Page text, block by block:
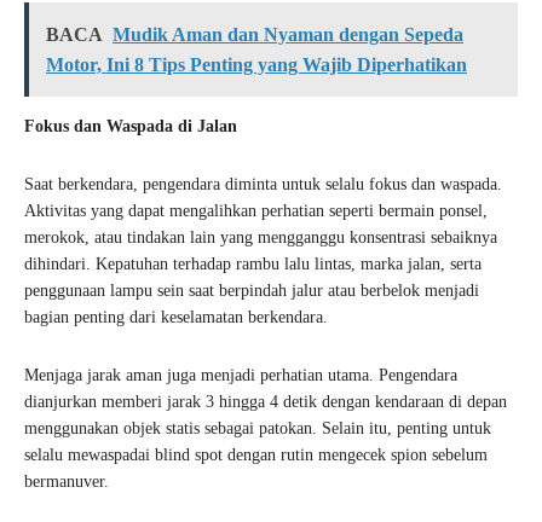
BACA Mudik Aman dan Nyaman dengan Sepeda
Motor, Ini 8 Tips Penting yang Wajib Diperhatikan
Fokus dan Waspada di Jalan
Saat berkendara, pengendara diminta untuk selalu fokus dan waspada.
Aktivitas yang dapat mengalihkan perhatian seperti bermain ponsel,
merokok, atau tindakan lain yang mengganggu konsentrasi sebaiknya
dihindari. Kepatuhan terhadap rambu lalu lintas, marka jalan, serta
penggunaan lampu sein saat berpindah jalur atau berbelok menjadi
bagian penting dari keselamatan berkendara.
Menjaga jarak aman juga menjadi perhatian utama. Pengendara
dianjurkan memberi jarak 3 hingga 4 detik dengan kendaraan di depan
menggunakan objek statis sebagai patokan. Selain itu, penting untuk
selalu mewaspadai blind spot dengan rutin mengecek spion sebelum
bermanuver.